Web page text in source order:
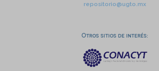
repositorio@ugto.mx
Otros sitios de interés: